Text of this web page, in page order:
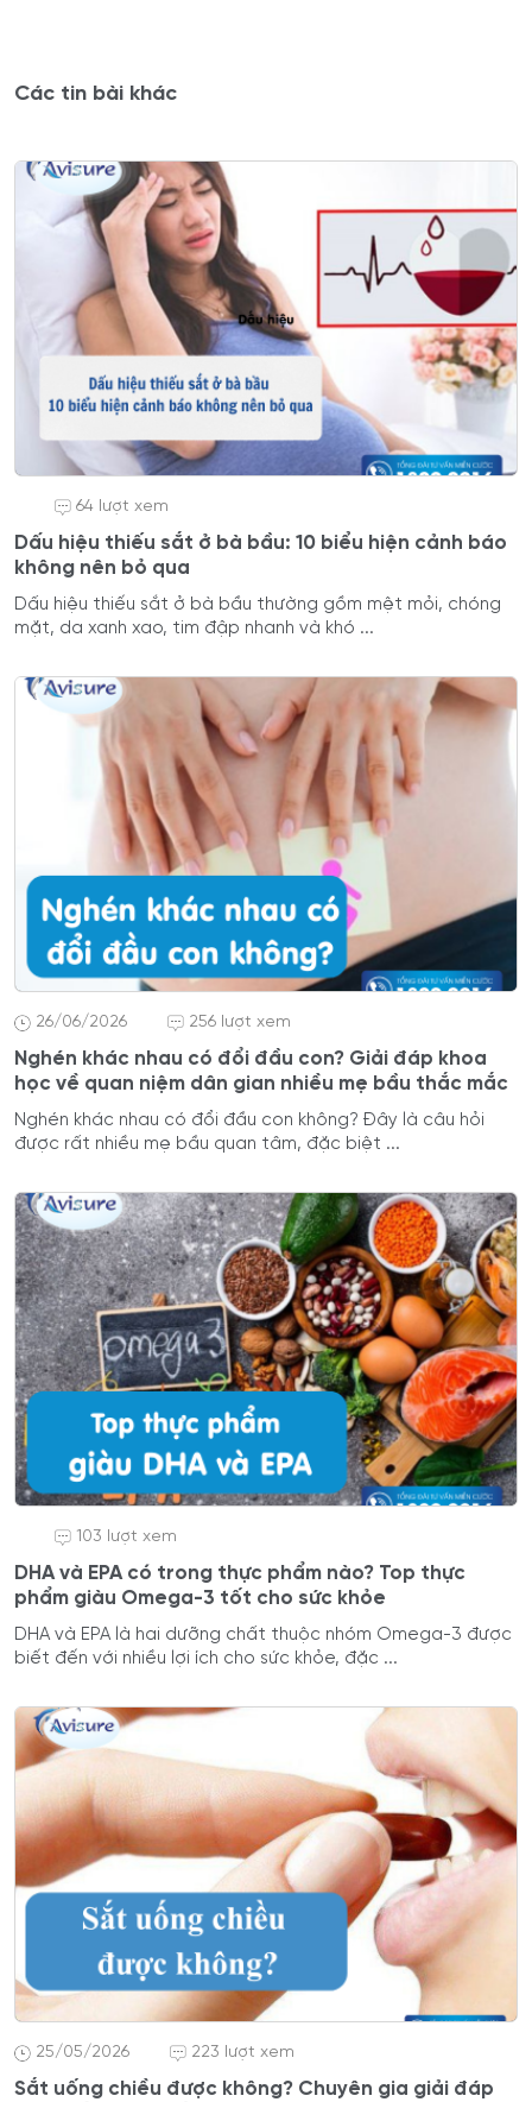
Các tin bài khác
64 lượt xem
Dấu hiệu thiếu sắt ở bà bầu: 10 biểu hiện cảnh báo
không nên bỏ qua
Dấu hiệu thiếu sắt ở bà bầu thường gồm mệt mỏi, chóng
mặt, da xanh xao, tim đập nhanh và khó ...
26/06/2026 256 lượt xem
Nghén khác nhau có đổi đầu con? Giải đáp khoa
học về quan niệm dân gian nhiều mẹ bầu thắc mắc
Nghén khác nhau có đổi đầu con không? Đây là câu hỏi
được rất nhiều mẹ bầu quan tâm, đặc biệt ...
103 lượt xem
DHA và EPA có trong thực phẩm nào? Top thực
phẩm giàu Omega-3 tốt cho sức khỏe
DHA và EPA là hai dưỡng chất thuộc nhóm Omega-3 được
biết đến với nhiều lợi ích cho sức khỏe, đặc ...
25/05/2026 223 lượt xem
Sắt uống chiều được không? Chuyên gia giải đáp